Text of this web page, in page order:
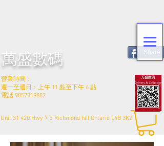
Share
Unit 31 420 Hwy 7 E Richmond hill Ontario L4B 3K2
營業時間：
週一至週日：上午 11 點至下午 6 點
電話 9057319882
萬盛數碼